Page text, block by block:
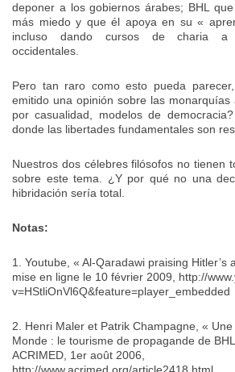
deponer a los gobiernos árabes; BHL
más miedo y que él apoya en su «
incluso dando cursos de charia a
occidentales.
Pero tan raro como esto pueda
emitido una opinión sobre las monarquías
por casualidad, modelos de
donde las libertades fundamentales son
Nuestros dos célebres filósofos no tienen
sobre este tema. ¿Y por qué no una
hibridación sería total.
Notas:
1. Youtube, « Al-Qaradawi praising Hitler’s
mise en ligne le 10 février 2009, http://
v=HStliOnVl6Q&feature=player_embedded
2. Henri Maler et Patrik Champagne, «
Monde : le tourisme de propagande de
ACRIMED, 1er août 2006,